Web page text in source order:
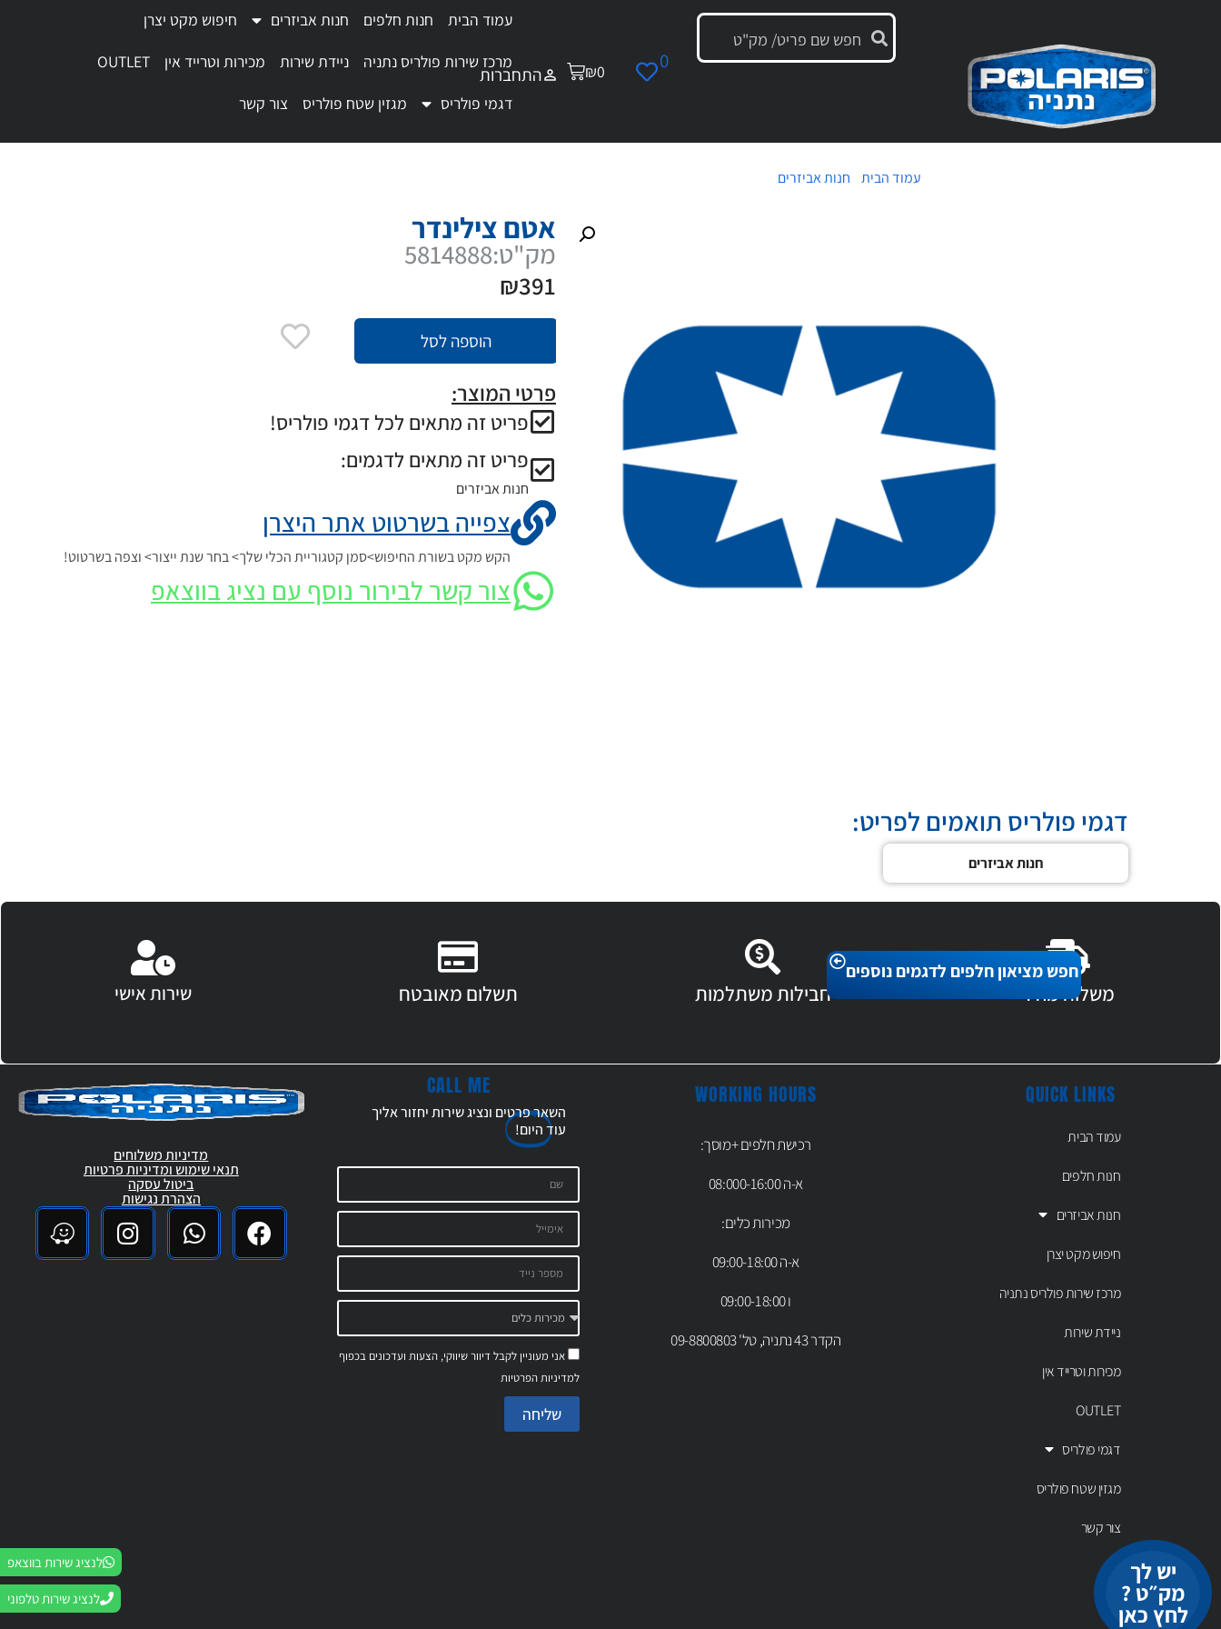
0
₪0 התחברות
עמוד הבית חנות חלפים חנות אביזרים
חיפוש מקט יצרן
מרכז שירות פולריס נתניה
ניידת שירות מכירות וטרייד אין
OUTLET
דגמי פולריס
מגזין שטח פולריס צור קשר
אטם צילינדר
מק"ט:5814888
₪391
הוספה לסל
פרטי המוצר:
פריט זה מתאים לכל דגמי פולריס!
פריט זה מתאים לדגמים:
חנות אביזרים
צפייה בשרטוט אתר היצרן
הקש מקט בשורת החיפוש>סמן קטגוריית הכלי שלך> בחר שנת ייצור> וצפה בשרטוט!
צור קשר לבירור נוסף עם נציג בווצאפ
חפש מציאון חלפים לדגמים נוספים
עמוד הבית/ חנות אביזרים
דגמי פולריס תואמים לפריט:
חנות אביזרים
משלוח מהיר חבילות משתלמות תשלום מאובטח שירות אישי
QUICK LINKS
עמוד הבית
חנות חלפים
חנות אביזרים
חיפוש מקט יצרן
מרכז שירות פולריס נתניה
ניידת שירות
מכירות וטרייד אין
OUTLET
דגמי פולריס
מגזין שטח פולריס
צור קשר
יש לך
מק״ט ?
לחץ כאן
WORKING HOURS
רכישת חלפים +מוסך:
א-ה 08:000-16:00
מכירות כלים:
א-ה 09:00-18:00
ו 09:00-18:00
הקדר 43 נתניה, טל' 09-8800803
CALL ME
השאר פרטים ונציג שירות יחזור אליך
עודהיום!
אני מעוניין לקבל דיוור שיווקי, הצעות ועדכונים בכפוף
למדיניות הפרטיות
שליחה
לנציג שירות בווצאפ
לנציג שירות טלפוני
מדיניות משלוחים
תנאי שימוש ומדיניות פרטיות
ביטול עסקה
הצהרת נגישות